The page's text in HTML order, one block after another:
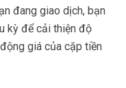
đang giao dịch, bạn
kỳ để cải thiện độ
giá của cặp tiền